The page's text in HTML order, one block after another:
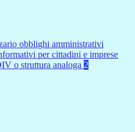
obblighi amministrativi
per cittadini e imprese
o struttura analoga 2